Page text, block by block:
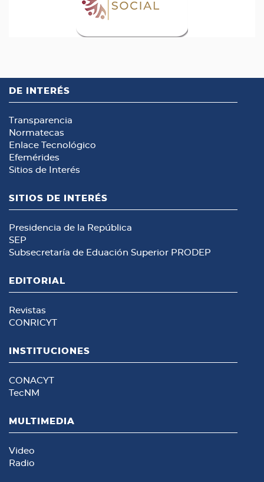
DE INTERÉS
Transparencia
Normatecas
Enlace Tecnológico
Efemérides
Sitios de Interés
SITIOS DE INTERÉS
Presidencia de la República
SEP
Subsecretaría de Eduación Superior PRODEP
EDITORIAL
Revistas
CONRICYT
INSTITUCIONES
CONACYT
TecNM
MULTIMEDIA
Video
Radio